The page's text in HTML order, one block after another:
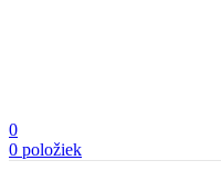
0
0 položiek